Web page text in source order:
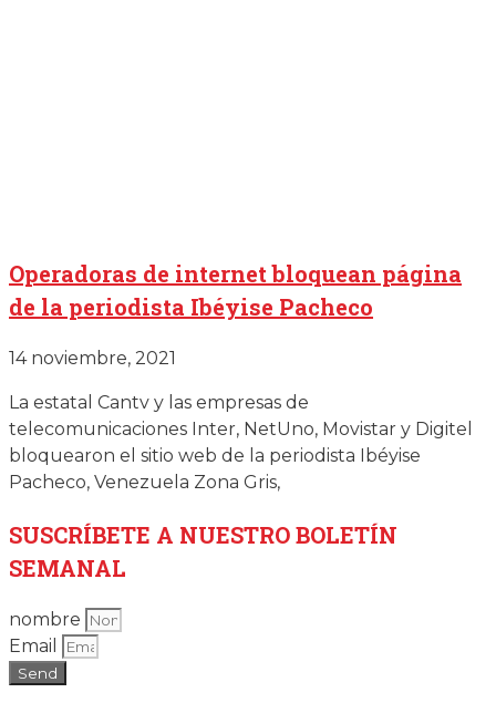
Operadoras de internet bloquean página
de la periodista Ibéyise Pacheco
14 noviembre, 2021
La estatal Cantv y las empresas de
telecomunicaciones Inter, NetUno, Movistar y Digitel
bloquearon el sitio web de la periodista Ibéyise
Pacheco, Venezuela Zona Gris,
SUSCRÍBETE A NUESTRO BOLETÍN
SEMANAL
nombre
Email
Send